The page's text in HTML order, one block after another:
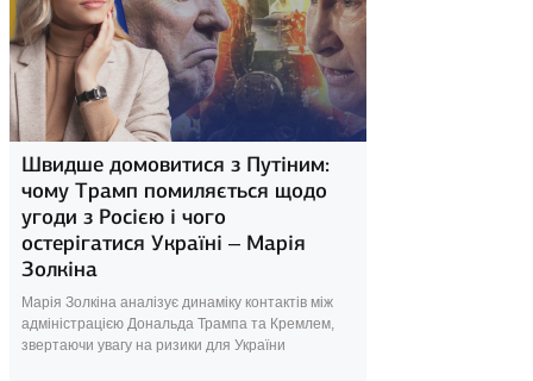
18 лютого 2025
Швидше домовитися з Путіним:
чому Трамп помиляється щодо
угоди з Росією і чого
остерігатися Україні – Марія
Золкіна
Марія Золкіна аналізує динаміку контактів між
адміністрацією Дональда Трампа та Кремлем,
звертаючи увагу на ризики для України